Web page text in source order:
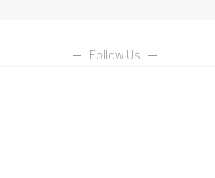
Follow Us